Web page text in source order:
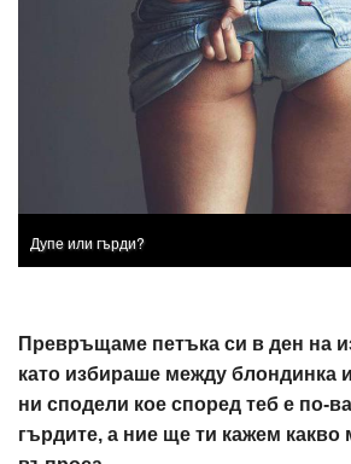
Дупе или гърди?
Превръщаме петъка си в ден на
като избираше между блондинка
ни сподели кое според теб е по-
гърдите, а ние ще ти кажем какво